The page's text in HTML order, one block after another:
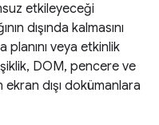
etkileyeceği
dışında kalmasını
planını veya etkinlik
DOM, pencere ve
ekran dışı dokümanlara